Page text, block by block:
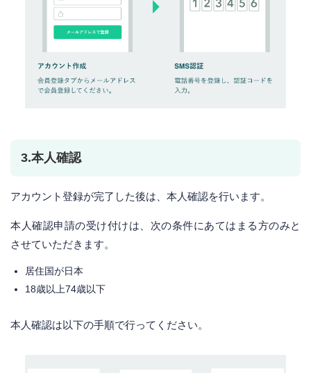
3.本人確認
アカウント登録が完了した後は、本人確認を行います。
本人確認申請の受け付けは、次の条件にあてはまる方のみと
させていただきます。
居住国が日本
18歳以上74歳以下
本人確認は以下の手順で行ってください。